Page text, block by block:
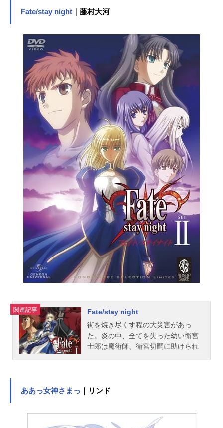
なオマケがついていた。1930年代の
様々な人々、マルティージョファミ
リーの少年フィーロと幹部のマイザ
ー、ちょっと間の抜けた泥棒カップ
ルのアイザック＆ミリア、マフィア
のガンドール三兄弟、不良少年のダ
ラスと妹のイブ、齢200歳を越える錬
金術師のセラードと助手のエニス
は、それぞれの思惑を持って、互い
に関わりのない生活を続けていた。
だがセラードが不死の酒を蘇らせた
事により、彼らの運命は複雑に交錯
していく―。そして、そのニューヨ
ークを目指すのは、シカゴ発大陸横
断鉄道フライング・プッシーフット
号。偶然乗り合わせた、革命テロリ
スト「レムレース」のグース＆シャ
ーネ、ジャグジー＆ニース率いる不
良集団、殺人鬼のラッドと婚約者の
ルーア、ベリアム上院議員婦人と娘
のメリー、不死の少年、謎の車掌に
情報屋etc・・・・・・しかしこの汽
車に乗っているのは、「人間」だけ
ではなかった!?伝説の存在であった
レイル...
Fate/stay night ｜藤村大河
関連記事
Fate/stay night
街を焼き尽くす程の大災害があっ
た。炎の中、全てを失った幼い衛宮
士郎は魔術師、衛宮切嗣に助けられ
日々魔術の鍛錬を続けていた。そん
杯戦争"と呼ばれる魔術師同士の戦い
に巻き込まれ、サーヴァントの一
ああっ女神さまっ ｜リンド